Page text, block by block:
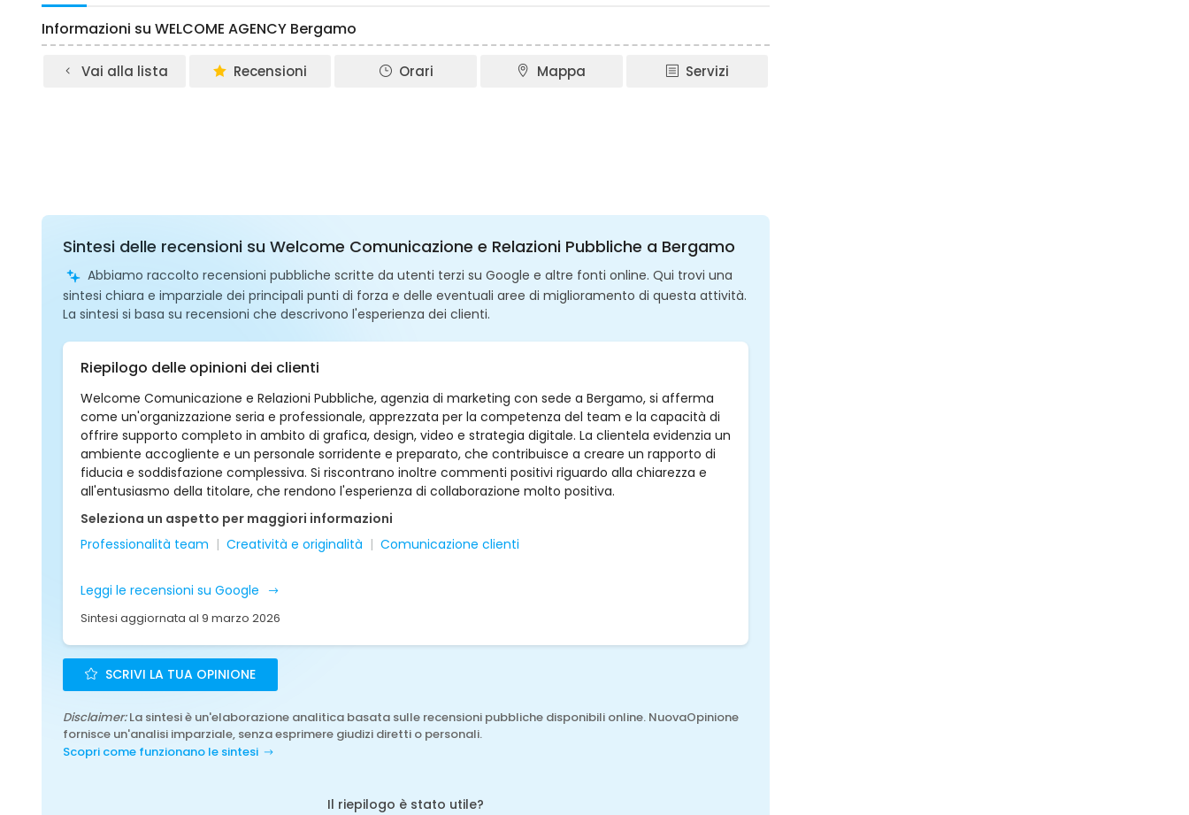
Informazioni su WELCOME AGENCY Bergamo
Vai alla lista Recensioni Orari Mappa Servizi
Sintesi delle recensioni su Welcome Comunicazione e Relazioni Pubbliche a Bergamo
Abbiamo raccolto recensioni pubbliche scritte da utenti terzi su Google e altre fonti online. Qui trovi una
sintesi chiara e imparziale dei principali punti di forza e delle eventuali aree di miglioramento di questa attività.
La sintesi si basa su recensioni che descrivono l'esperienza dei clienti.
Riepilogo delle opinioni dei clienti
Welcome Comunicazione e Relazioni Pubbliche, agenzia di marketing con sede a Bergamo, si afferma
come un'organizzazione seria e professionale, apprezzata per la competenza del team e la capacità di
offrire supporto completo in ambito di grafica, design, video e strategia digitale. La clientela evidenzia un
ambiente accogliente e un personale sorridente e preparato, che contribuisce a creare un rapporto di
fiducia e soddisfazione complessiva. Si riscontrano inoltre commenti positivi riguardo alla chiarezza e
all'entusiasmo della titolare, che rendono l'esperienza di collaborazione molto positiva.
Seleziona un aspetto per maggiori informazioni
Professionalità team
Creatività e originalità Comunicazione clienti
Leggi le recensioni su Google
Sintesi aggiornata al 9 marzo 2026
SCRIVI LA TUA OPINIONE
Disclaimer:La sintesi è un'elaborazione analitica basata sulle recensioni pubbliche disponibili online. NuovaOpinione
fornisce un'analisi imparziale, senza esprimere giudizi diretti o personali.
Scopri come funzionano le sintesi
Il riepilogo è stato utile?